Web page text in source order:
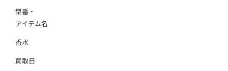
型番・
アイテム名
香水
買取日